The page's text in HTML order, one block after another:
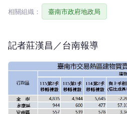
相關組織： 臺南市政府地政局
記者莊漢昌／台南報導